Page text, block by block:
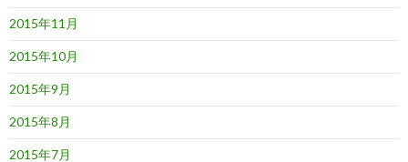
2015年11月
2015年10月
2015年9月
2015年8月
2015年7月